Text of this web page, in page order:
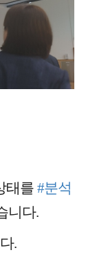
태를 #분석
니다.
.